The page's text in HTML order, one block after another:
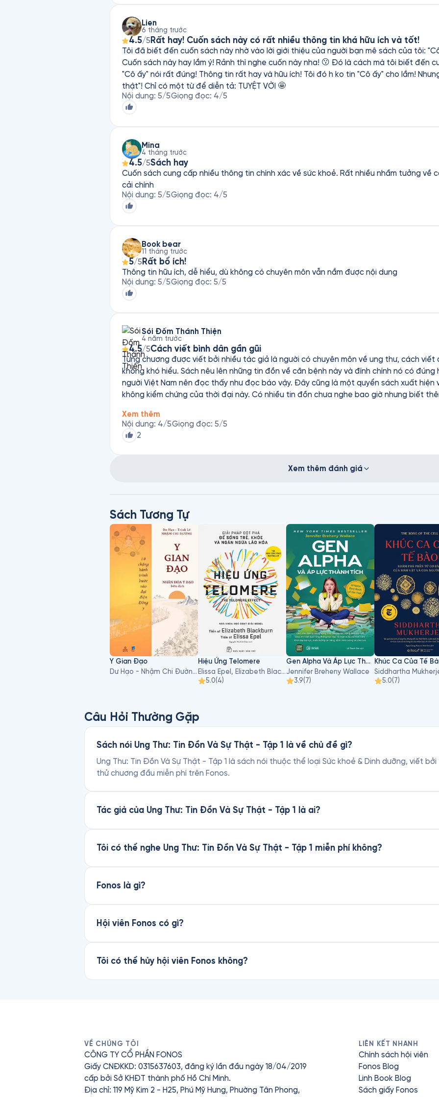
Lien
6 tháng trước
4.5/5 Rất hay! Cuốn sách này có rất nhiều thông tin khá hữu ích và tốt!
Tôi đã biết đến cuốn sách này nhờ vào lời giới thiệu của người bạn mê sách của tôi:
Cuốn sách này hay lắm ý! Rảnh thì nghe cuốn này nha! 😗 Đó là cách mà tôi biết đến cuốn sách này! Quả thật,
"Cô ấy" nói rất đúng! Thông tin rất hay và hữu ích! Tôi đó h ko tin "Cô ấy" cho lắm!
thật"! Chỉ có một từ để diễn tả: TUYỆT VỜI 🤩
Nội dung: 5/5Giọng đọc: 4/5
Mina
4 tháng trước
4.5/5Sách hay
Cuốn sách cung cấp nhiều thông tin chính xác về sức khoẻ. Rất nhiều nhầm tưởng về
cải chính
Nội dung: 5/5Giọng đọc: 4/5
Book bear
11 tháng trước
5/5 Rất bổ ích!
Thông tin hữu ích, dễ hiểu, dù không có chuyên môn vẫn nắm được nội dung
Nội dung: 5/5Giọng đọc: 5/5
Sói Đốm Thánh Thiện
4 năm trước
4.5/5Cách viết bình dân gần gũi
Từng chương được viết bởi nhiều tác giả là người có chuyên môn về ung thư, cách viết
không khó hiểu. Sách nêu lên những tin đồn về căn bệnh này và đính chính nó có
người Việt Nam nên đọc thấy như đọc báo vậy. Đây cũng là một quyển sách xuất hiện
không kiểm chứng của thời đại này. Có nhiều tin đồn chưa nghe bao giờ nhưng biết thêm để hiểu là một khi người
thông tin đó làm sao mà đúng được, nhưng khi đã rơi vào hoàn cảnh này, lắm lúc chỉ
Thật mong người Việt Nam sẽ ngày càng biết lựa chọn nguồn thông tin tham khảo hơn.
Xem thêm
Nội dung: 4/5Giọng đọc: 5/5
2
Xem thêm đánh giá
Sách Tương Tự
Y Gian Đạo
Dư Hạo - Nhậm Chi Đường, Trịnh Lê
Hiệu Ứng Telomere
Elissa Epel, Elizabeth Blackburn
5.0(4)
Gen Alpha Và Áp Lực Thành Tích
Jennifer Breheny Wallace
3.9(7)
Khúc Ca Của Tế
Siddhartha
5.0(7)
Câu Hỏi Thường Gặp
Sách nói Ung Thư: Tin Đồn Và Sự Thật - Tập 1 là về chủ đề gì?
Ung Thư: Tin Đồn Và Sự Thật - Tập 1 là sách nói thuộc thể loại Sức khoẻ & Dinh dưỡng, viết
thử chương đầu miễn phí trên Fonos.
Tác giả của Ung Thư: Tin Đồn Và Sự Thật - Tập 1 là ai?
Tôi có thể nghe Ung Thư: Tin Đồn Và Sự Thật - Tập 1 miễn phí không?
Fonos là gì?
Hội viên Fonos có gì?
Tôi có thể hủy hội viên Fonos không?
VỀ CHÚNG TÔI
CÔNG TY CỔ PHẦN FONOS
Giấy CNĐKKD: 0315637603, đăng ký lần đầu ngày 18/04/2019
cấp bởi Sở KHĐT thành phố Hồ Chí Minh.
Địa chỉ: 119 Mỹ Kim 2 - H25, Phú Mỹ Hưng, Phường Tân Phong,
LIÊN KẾT NHANH
Chính sách hội viên
Fonos Blog
Linh Book Blog
Sách giấy Fonos